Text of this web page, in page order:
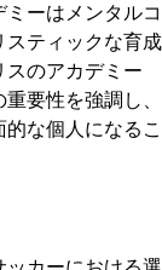
ーはメンタルコ
スティックな育成
のアカデミー
要性を強調し、
な個人になるこ